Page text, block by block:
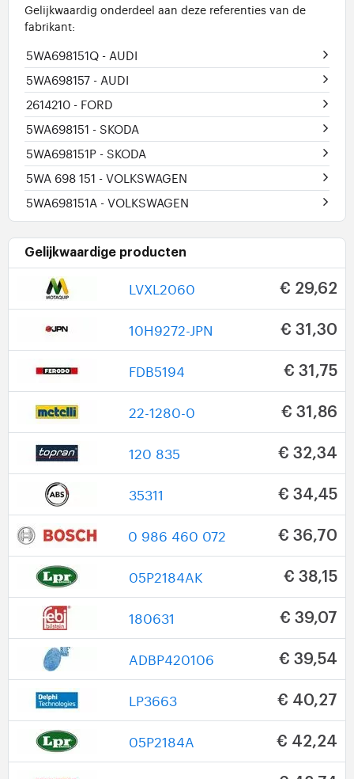
Gelijkwaardig onderdeel aan deze referenties van de
fabrikant:
5WA698151Q - AUDI
5WA698157 - AUDI
2614210 - FORD
5WA698151 - SKODA
5WA698151P - SKODA
5WA 698 151 - VOLKSWAGEN
5WA698151A - VOLKSWAGEN
Gelijkwaardige producten
LVXL2060 € 29,62
10H9272-JPN € 31,30
FDB5194 € 31,75
22-1280-0 € 31,86
120 835 € 32,34
35311 € 34,45
0 986 460 072 € 36,70
05P2184AK € 38,15
180631 € 39,07
ADBP420106 € 39,54
LP3663 € 40,27
05P2184A € 42,24